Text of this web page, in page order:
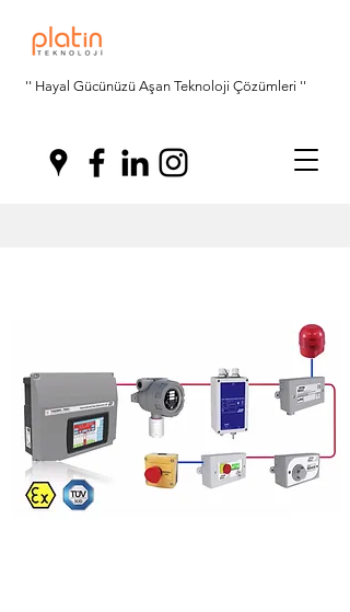
'' Hayal Gücünüzü Aşan Teknoloji Çözümleri ''